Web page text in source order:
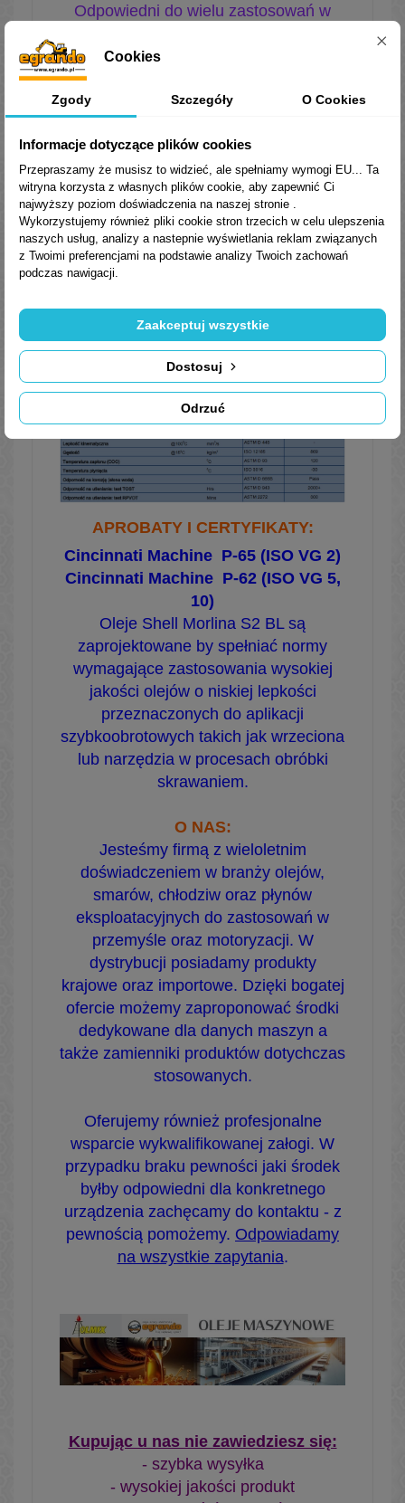
Odpowiedni do wielu zastosowań w
włączając elementy łożysk tocznych i
Wysokoobrotowe wrzeciona
Oleje o niskiej lepkości (ISO VG 2, 5,
10) są szczególnie odpowiednie do
smarowania szybkoobrotowych
wrzecion w maszynach.
Olej sprzedajemy w oryginalnym
opakowaniu producenta z plombami.
TYPOWE WŁAŚCIWOŚCI FIZYCZNE:
APROBATY I CERTYFIKATY:
Cincinnati Machine P-65 (ISO VG 2)
Cincinnati Machine P-62 (ISO VG 5,
10)
Oleje Shell Morlina S2 BL są
zaprojektowane by spełniać normy
wymagające zastosowania wysokiej
jakości olejów o niskiej lepkości
przeznaczonych do aplikacji
szybkoobrotowych takich jak wrzeciona
lub narzędzia w procesach obróbki
skrawaniem.
O NAS:
Jesteśmy firmą z wieloletnim
doświadczeniem w branży olejów,
smarów, chłodziw oraz płynów
eksploatacyjnych do zastosowań w
przemyśle oraz motoryzacji. W
dystrybucji posiadamy produkty
krajowe oraz importowe. Dzięki bogatej
ofercie możemy zaproponować środki
dedykowane dla danych maszyn a
także zamienniki produktów dotychczas
stosowanych.
Oferujemy również profesjonalne
wsparcie wykwalifikowanej załogi. W
przypadku braku pewności jaki środek
byłby odpowiedni dla konkretnego
urządzenia zachęcamy do kontaktu - z
pewnością pomożemy. Odpowiadamy
na wszystkie zapytania.
Kupując u nas nie zawiedziesz się:
- szybka wysyłka
- wysokiej jakości produkt
Cookies
Zgody Szczegóły O Cookies
Informacje dotyczące plików cookies
Przepraszamy że musisz to widzieć, ale spełniamy wymogi EU... Ta
witryna korzysta z własnych plików cookie, aby zapewnić Ci
najwyższy poziom doświadczenia na naszej stronie .
Wykorzystujemy również pliki cookie stron trzecich w celu ulepszenia
naszych usług, analizy a nastepnie wyświetlania reklam związanych
z Twoimi preferencjami na podstawie analizy Twoich zachowań
podczas nawigacji.
Odrzuć
Dostosuj
Zaakceptuj wszystkie